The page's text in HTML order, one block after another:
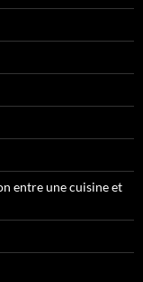
entre une cuisine et